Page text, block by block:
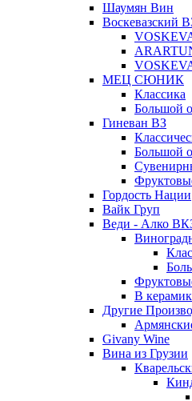
Шаумян Вин
Воскевазский
МЕЦ СЮНИК
Классика
Большой
Гиневан ВЗ
Большой
Гордость Нации
Вайк Груп
Веди - Алко
В
Другие
Givany Wine
Вина из Грузии